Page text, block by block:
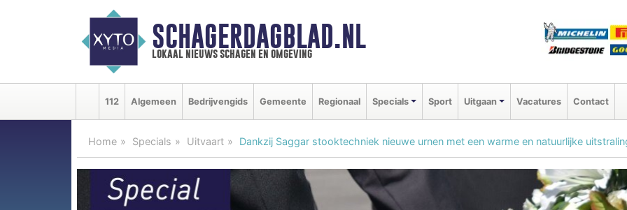
SCHAGERDAGBLAD.NL
lokaal nieuws schagen en omgeving
112 Algemeen Bedrijvengids Gemeente Regionaal Specials Sport Uitgaan Vacatures Contact
Home Specials Uitvaart Dankzij Saggar stooktechniek nieuwe urnen met een warme en natuurlijke